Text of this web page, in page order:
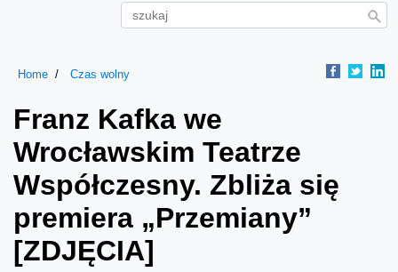
Home Czas wolny
Franz Kafka we
Wrocławskim Teatrze
Współczesny. Zbliża się
premiera „Przemiany”
[ZDJĘCIA]